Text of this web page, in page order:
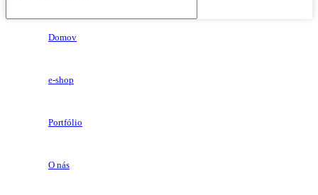
Domov
e-shop
Portfólio
O nás